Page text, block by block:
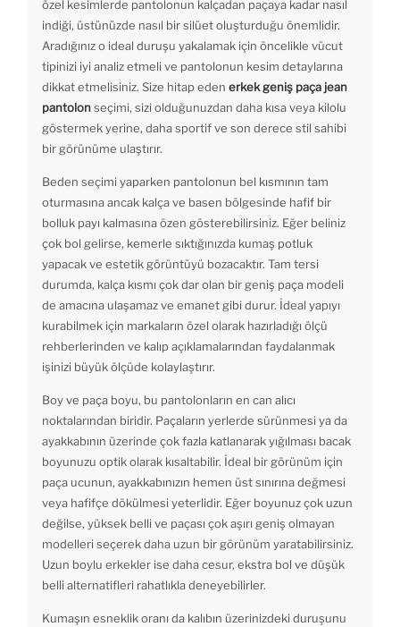
özel kesimlerde pantolonun kalçadan paçaya kadar nasıl
indiği, üstünüzde nasıl bir silüet oluşturduğu önemlidir.
Aradığınız o ideal duruşu yakalamak için öncelikle vücut
tipinizi iyi analiz etmeli ve pantolonun kesim detaylarına
dikkat etmelisiniz. Size hitap eden erkek geniş paça jean
pantolonseçimi, sizi olduğunuzdan daha kısa veya kilolu
göstermek yerine, daha sportif ve son derece stil sahibi
bir görünüme ulaştırır.
Beden seçimi yaparken pantolonun bel kısmının tam
oturmasına ancak kalça ve basen bölgesinde hafif bir
bolluk payı kalmasına özen gösterebilirsiniz. Eğer beliniz
çok bol gelirse, kemerle sıktığınızda kumaş potluk
yapacak ve estetik görüntüyü bozacaktır. Tam tersi
durumda, kalça kısmı çok dar olan bir geniş paça modeli
de amacına ulaşamaz ve emanet gibi durur. İdeal yapıyı
kurabilmek için markaların özel olarak hazırladığı ölçü
rehberlerinden ve kalıp açıklamalarından faydalanmak
işinizi büyük ölçüde kolaylaştırır.
Boy ve paça boyu, bu pantolonların en can alıcı
noktalarından biridir. Paçaların yerlerde sürünmesi ya da
ayakkabının üzerinde çok fazla katlanarak yığılması bacak
boyunuzu optik olarak kısaltabilir. İdeal bir görünüm için
paça ucunun, ayakkabınızın hemen üst sınırına değmesi
veya hafifçe dökülmesi yeterlidir. Eğer boyunuz çok uzun
değilse, yüksek belli ve paçası çok aşırı geniş olmayan
modelleri seçerek daha uzun bir görünüm yaratabilirsiniz.
Uzun boylu erkekler ise daha cesur, ekstra bol ve düşük
belli alternatifleri rahatlıkla deneyebilirler.
Kumaşın esneklik oranı da kalıbın üzerinizdeki duruşunu